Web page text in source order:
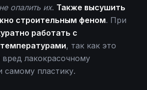
опалить их. Также высушить
строительным феном. При
работать с
, так как это
лакокрасочному
пластику.